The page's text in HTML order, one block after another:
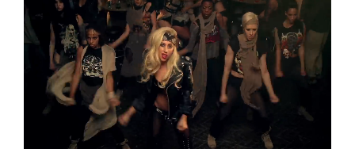
China mostra tuneladora capaz de perfurar e detonar ao mesmo tempo
A internação da ex-primeira-dama Michelle Bolsonaro
Três treinos por dia e 20 comprimidos: protagonista de ‘Fúria’ detalha preparação árdua
O profeta da IA que perdeu 67% às vésperas do casamento
MANCHETES RAPIDINHAS 0208
INFORME JB Polícia Federal se rende a Mendonça para fortalecer candidatura de Flavio Bolsonaro